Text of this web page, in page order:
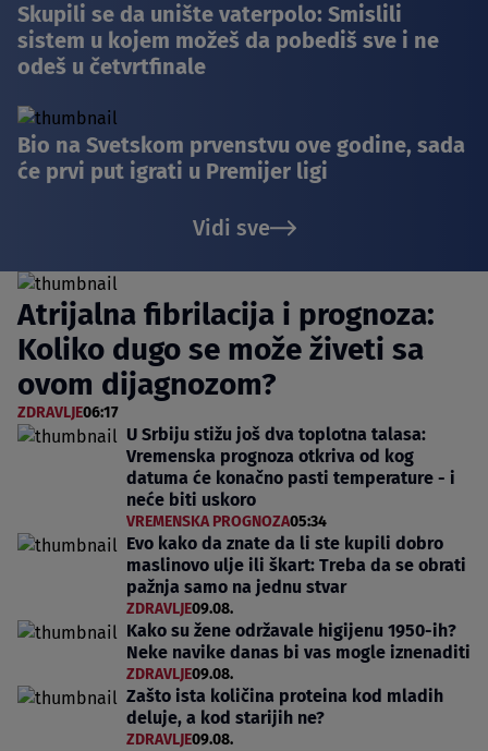
Skupili se da unište vaterpolo: Smislili
sistem u kojem možeš da pobediš sve i ne
odeš u četvrtfinale
Bio na Svetskom prvenstvu ove godine, sada
će prvi put igrati u Premijer ligi
Vidi sve
Atrijalna fibrilacija i prognoza:
Koliko dugo se može živeti sa
ovom dijagnozom?
ZDRAVLJE06:17
U Srbiju stižu još dva toplotna talasa:
Vremenska prognoza otkriva od kog
datuma će konačno pasti temperature - i
neće biti uskoro
VREMENSKA PROGNOZA05:34
Evo kako da znate da li ste kupili dobro
maslinovo ulje ili škart: Treba da se obrati
pažnja samo na jednu stvar
ZDRAVLJE09.08.
Kako su žene održavale higijenu 1950-ih?
Neke navike danas bi vas mogle iznenaditi
ZDRAVLJE09.08.
Zašto ista količina proteina kod mladih
deluje, a kod starijih ne?
ZDRAVLJE09.08.